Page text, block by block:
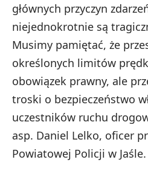
głównych przyczyn
niejednokrotnie są
Musimy pamiętać, że
określonych limitów
obowiązek prawny, ale
troski o bezpieczeństwo
uczestników ruchu
asp. Daniel Lelko, oficer
Powiatowej Policji w Jaśle.